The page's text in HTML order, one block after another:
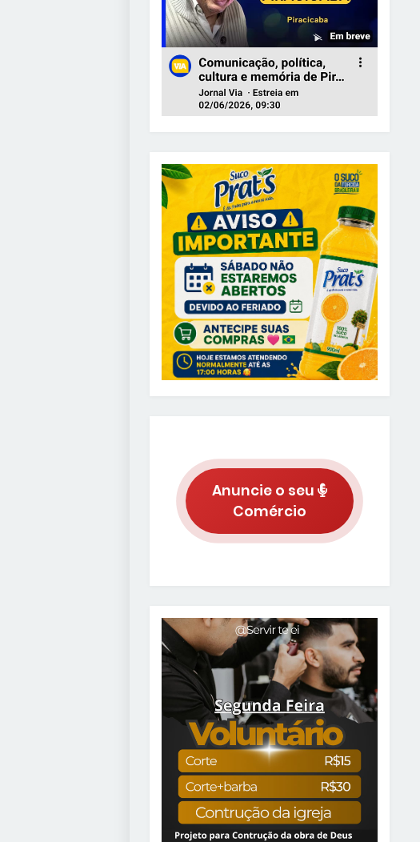
Anuncie o seu
Comércio